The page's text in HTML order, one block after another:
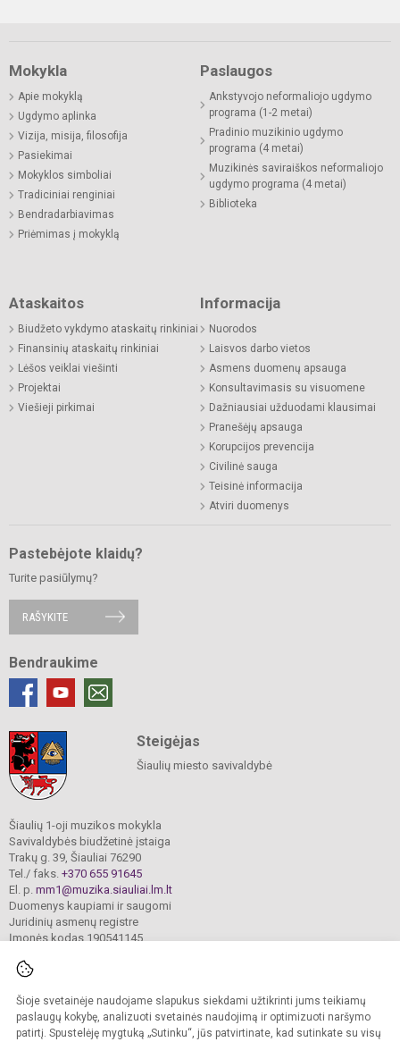
Šioje svetainėje naudojame slapukus siekdami užtikrinti jums teikiamų
paslaugų kokybę, analizuoti svetainės naudojimą ir optimizuoti naršymo
patirtį. Spustelėję mygtuką „Sutinku“, jūs patvirtinate, kad sutinkate su visų
Mokykla
Apie mokyklą
Ugdymo aplinka
Vizija, misija, filosofija
Pasiekimai
Mokyklos simboliai
Tradiciniai renginiai
Bendradarbiavimas
Priėmimas į mokyklą
Paslaugos
Ankstyvojo neformaliojo ugdymo
programa (1-2 metai)
Pradinio muzikinio ugdymo
programa (4 metai)
Muzikinės saviraiškos neformaliojo
ugdymo programa (4 metai)
Biblioteka
Ataskaitos
Biudžeto vykdymo ataskaitų rinkiniai
Finansinių ataskaitų rinkiniai
Lėšos veiklai viešinti
Projektai
Viešieji pirkimai
Informacija
Nuorodos
Laisvos darbo vietos
Asmens duomenų apsauga
Konsultavimasis su visuomene
Dažniausiai užduodami klausimai
Pranešėjų apsauga
Korupcijos prevencija
Civilinė sauga
Teisinė informacija
Atviri duomenys
Pastebėjote klaidų?
Turite pasiūlymų?
RAŠYKITE
Bendraukime
Steigėjas
Šiaulių miesto savivaldybė
Šiaulių 1-oji muzikos mokykla
Savivaldybės biudžetinė įstaiga
Trakų g. 39, Šiauliai 76290
Tel./ faks. +370 655 91645
El. p. mm1@muzika.siauliai.lm.lt
Duomenys kaupiami ir saugomi
Juridinių asmenų registre
Įmonės kodas 190541145
© 2024. Šiaulių 1-oji muzikos mokykla. Visos teisės saugomos.
Kopijuoti turinį be raštiško įstaigos administracijos sutikimo griežtai draudžiama.